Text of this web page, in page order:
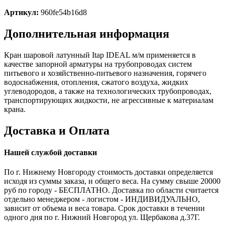
Артикул: 960fe54b16d8
Дополнительная информация
Кран шаровой латунный Itap IDEAL м/м применяется в
качестве запорной арматуры на трубопроводах систем
питьевого и хозяйственно-питьевого назначения, горячего
водоснабжения, отопления, сжатого воздуха, жидких
углеводородов, а также на технологических трубопроводах,
транспортирующих жидкости, не агрессивные к материалам
крана.
Доставка и Оплата
Нашей службой доставки
По г. Нижнему Новгороду стоимость доставки определяется
исходя из суммы заказа, и общего веса. На сумму свыше 20000
руб по городу - БЕСПЛАТНО. Доставка по области считается
отдельно менеджером - логистом - ИНДИВИДУАЛЬНО,
зависит от объема и веса товара. Срок доставки в течении
одного дня по г. Нижний Новгород ул. Щербакова д.37Г.